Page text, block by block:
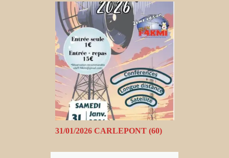
31/01/2026 CARLEPONT (60)